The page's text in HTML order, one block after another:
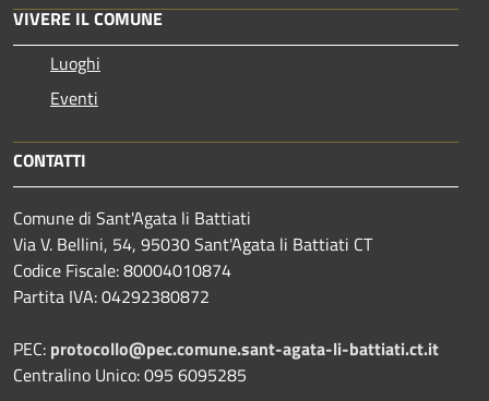
VIVERE IL COMUNE
Luoghi
Eventi
CONTATTI
Comune di Sant'Agata li Battiati
Via V. Bellini, 54, 95030 Sant'Agata li Battiati CT
Codice Fiscale: 80004010874
Partita IVA: 04292380872
PEC: protocollo@pec.comune.sant-agata-li-battiati.ct.it
Centralino Unico: 095 6095285